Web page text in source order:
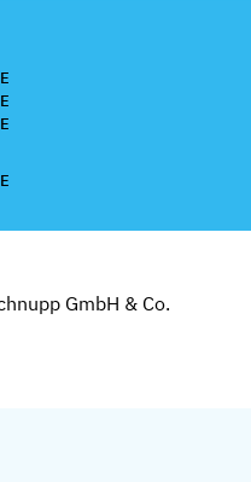
GmbH & Co.